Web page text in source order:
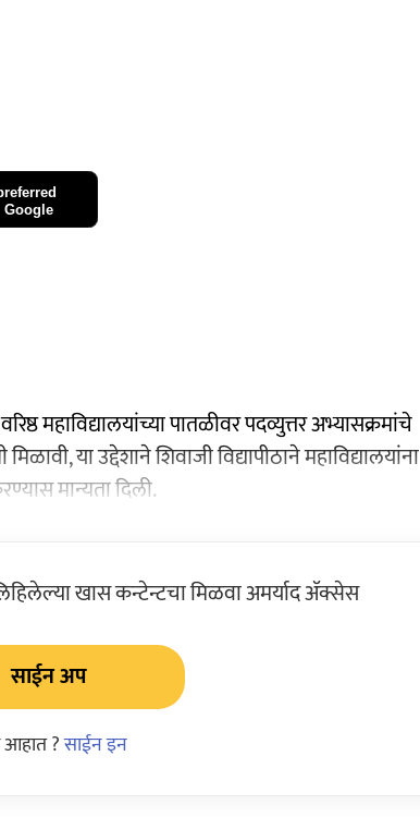
Google
महाविद्यालयांच्या पातळीवर पदव्युत्तर अभ्यासक्रमांचे
या उद्देशाने शिवाजी विद्यापीठाने महाविद्यालयांना
मान्यता दिली.
खास कन्टेन्टचा मिळवा अमर्याद ॲक्सेस
साईन अप
आहात ?साईन इन